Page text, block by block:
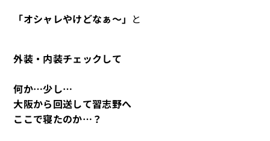
「オシャレやけどなぁ～」 と
外装・内装チェックして
何か…少し…
大阪から回送して習志野へ
ここで寝たのか…？